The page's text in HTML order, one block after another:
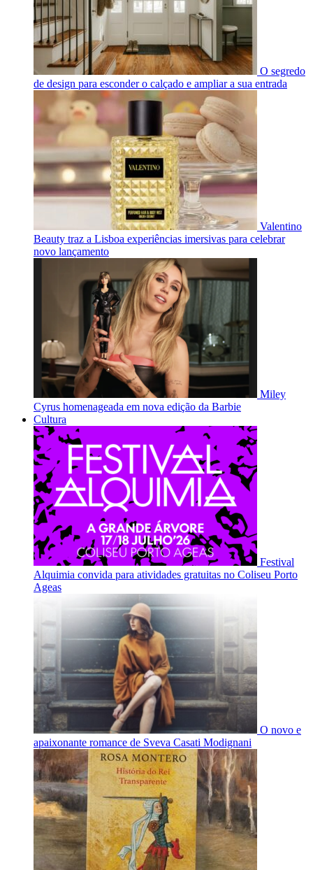
O segredo
de design para esconder o calçado e ampliar a sua entrada
Valentino
Beauty traz a Lisboa experiências imersivas para celebrar
novo lançamento
Miley
Cyrus homenageada em nova edição da Barbie
Cultura
Festival
Alquimia convida para atividades gratuitas no Coliseu Porto
Ageas
O novo e
apaixonante romance de Sveva Casati Modignani